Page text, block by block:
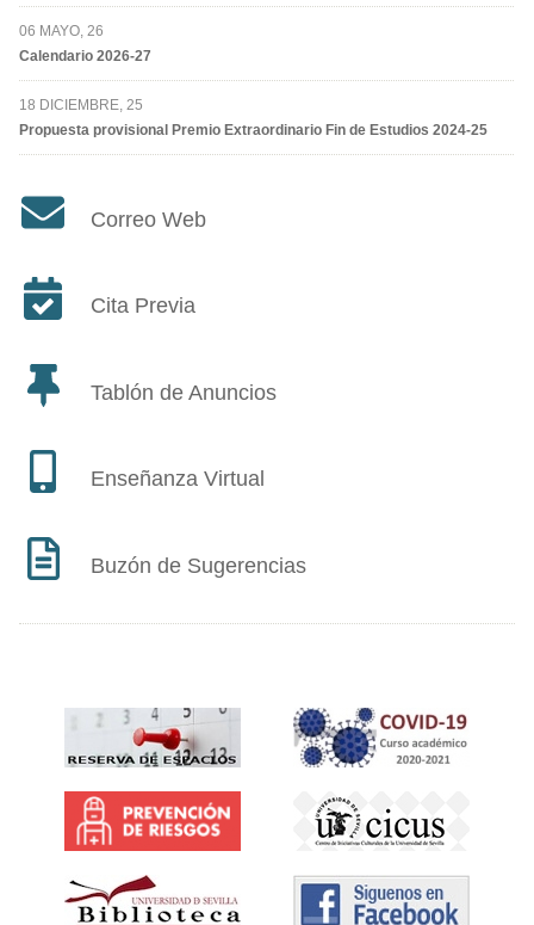
06 MAYO, 26
Calendario 2026-27
18 DICIEMBRE, 25
Propuesta provisional Premio Extraordinario Fin de Estudios 2024-25
Correo Web
Cita Previa
Tablón de Anuncios
Enseñanza Virtual
Buzón de Sugerencias